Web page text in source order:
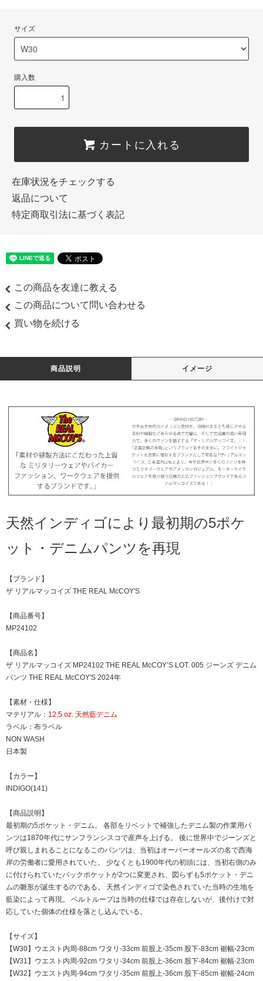
サイズ
購入数
カートに入れる
在庫状況をチェックする
返品について
特定商取引法に基づく表記
この商品を友達に教える
この商品について問い合わせる
買い物を続ける
商品説明 イメージ
天然インディゴにより最初期の5ポケ
ット・デニムパンツを再現
【ブランド】
ザ リアルマッコイズ THE REAL McCOY'S
【商品番号】
MP24102
【商品名】
ザ リアルマッコイズ MP24102 THE REAL McCOY’S LOT. 005 ジーンズ デニム
パンツ THE REAL McCOY'S 2024年
【素材・仕様】
マテリアル： 12.5 oz. 天然藍デニム
ラベル：布ラベル
NON WASH
日本製
【カラー】
INDIGO(141)
【商品説明】
最初期の5ポケット・デニム。 各部をリベットで補強したデニム製の作業用パ
ンツは1870年代にサンフランシスコで産声を上げる。 後に世界中でジーンズと
呼び親しまれることになるこのパンツは、当初はオーバーオールズの名で西海
岸の労働者に愛用されていた。 少なくとも1900年代の初頭には、当初右側のみ
に付けられていたバックポケットが2つに変更され、図らずも5ポケット・デニ
ムの雛形が誕生するのである。 天然インディゴで染色されていた当時の生地を
藍染によって再現。 ベルトループは当時の仕様では存在しないが、後付けで対
応していた個体の仕様を落とし込んでいる。
【サイズ】
【W30】ウエスト内周-88cm ワタリ-33cm 前股上-35cm 股下-83cm 裾幅-23cm
【W31】ウエスト内周-92cm ワタリ-34cm 前股上-36cm 股下-84cm 裾幅-23cm
【W32】ウエスト内周-94cm ワタリ-35cm 前股上-36cm 股下-85cm 裾幅-24cm